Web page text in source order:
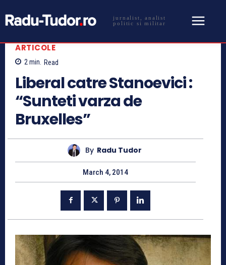
jurnalist, analist
politic si militar
ARTICOLE
2min. Read
Liberal catre Stanoevici :
“Sunteti varza de
Bruxelles”
By Radu Tudor
March 4, 2014